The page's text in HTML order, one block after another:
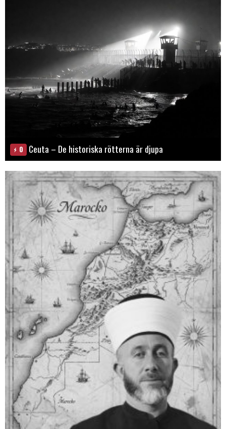
0 Ceuta – De historiska rötterna är djupa